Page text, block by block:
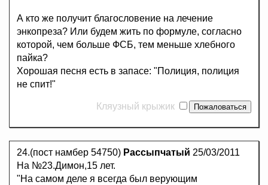
А кто же получит благословение на лечение
энкопреза? Или будем жить по формуле, согласно
которой, чем больше ФСБ, тем меньше хлебного
пайка?
Хорошая песня есть в запасе: "Полиция, полиция
не спит!"
Кляузный крыжик
24.(пост намбер 54750) Рассыпчатый 25/03/2011
На №23.Димон,15 лет.
"На самом деле я всегда был верующим